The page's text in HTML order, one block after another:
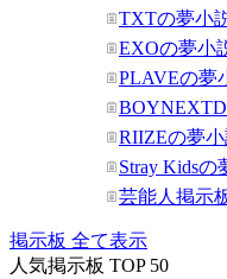
TXTの夢小
EXOの夢小
PLAVEの夢
RIIZEの夢小
Stray Kidsの
芸能人掲示
掲示板 全て表示
人気掲示板 TOP 50